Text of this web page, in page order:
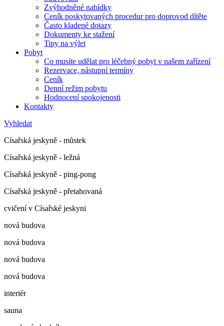
Zvýhodněné nabídky
Ceník poskytovaných procedur pro doprovod dítěte
Často kladené dotazy
Dokumenty ke stažení
Tipy na výlet
Pobyt
Co musíte udělat pro léčebný pobyt v našem zařízení
Rezervace, nástupní termíny
Ceník
Denní režim pobytu
Hodnocení spokojenosti
Kontakty
Vyhledat
Císařská jeskyně - můstek
Císařská jeskyně - ležná
Císařská jeskyně - ping-pong
Císařská jeskyně - přetahovaná
cvičení v Císařské jeskyni
nová budova
nová budova
nová budova
nová budova
interiér
sauna